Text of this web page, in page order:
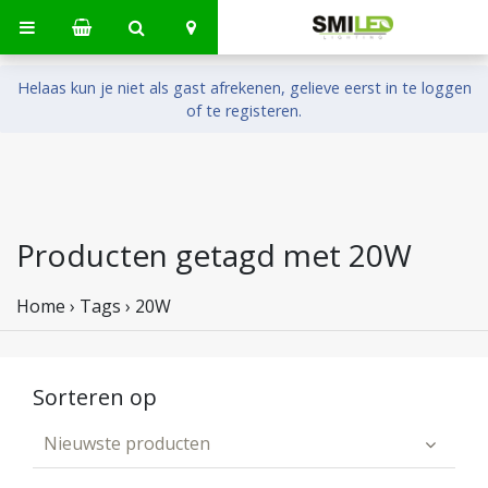
Helaas kun je niet als gast afrekenen, gelieve eerst in te loggen
of te registeren.
Producten getagd met 20W
Home › Tags › 20W
Sorteren op
Nieuwste producten